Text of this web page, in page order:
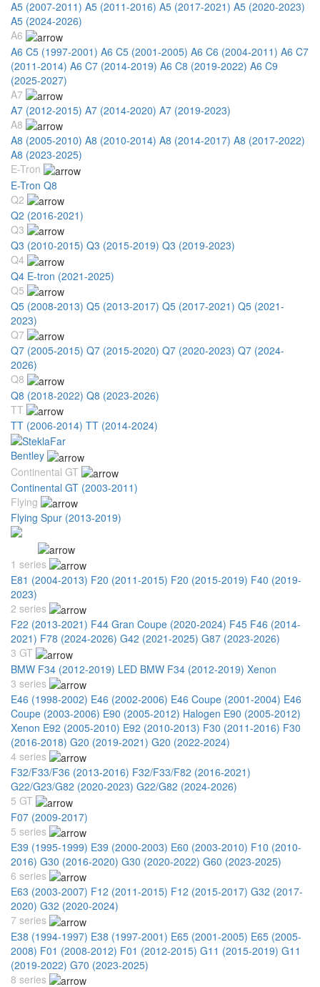
A5 (2007-2011) A5 (2011-2016) A5 (2017-2021) A5 (2020-2023)
A5 (2024-2026)
A6
A6 C5 (1997-2001) A6 C5 (2001-2005) A6 C6 (2004-2011) A6 C7
(2011-2014) A6 C7 (2014-2019) A6 C8 (2019-2022) A6 C9
(2025-2027)
A7
A7 (2012-2015) A7 (2014-2020) A7 (2019-2023)
A8
A8 (2005-2010) A8 (2010-2014) A8 (2014-2017) A8 (2017-2022)
A8 (2023-2025)
E-Tron
E-Tron Q8
Q2
Q2 (2016-2021)
Q3
Q3 (2010-2015) Q3 (2015-2019) Q3 (2019-2023)
Q4
Q4 E-tron (2021-2025)
Q5
Q5 (2008-2013) Q5 (2013-2017) Q5 (2017-2021) Q5 (2021-
2023)
Q7
Q7 (2005-2015) Q7 (2015-2020) Q7 (2020-2023) Q7 (2024-
2026)
Q8
Q8 (2018-2022) Q8 (2023-2026)
TT
TT (2006-2014) TT (2014-2024)
Bentley
Continental GT
Continental GT (2003-2011)
Flying
Flying Spur (2013-2019)
1 series
E81 (2004-2013) F20 (2011-2015) F20 (2015-2019) F40 (2019-
2023)
2 series
F22 (2013-2021) F44 Gran Coupe (2020-2024) F45 F46 (2014-
2021) F78 (2024-2026) G42 (2021-2025) G87 (2023-2026)
3 GT
BMW F34 (2012-2019) LED BMW F34 (2012-2019) Xenon
3 series
E46 (1998-2002) E46 (2002-2006) E46 Coupe (2001-2004) E46
Coupe (2003-2006) E90 (2005-2012) Halogen E90 (2005-2012)
Xenon E92 (2005-2010) E92 (2010-2013) F30 (2011-2016) F30
(2016-2018) G20 (2019-2021) G20 (2022-2024)
4 series
F32/F33/F36 (2013-2016) F32/F33/F82 (2016-2021)
G22/G23/G82 (2020-2023) G22/G82 (2024-2026)
5 GT
F07 (2009-2017)
5 series
E39 (1995-1999) E39 (2000-2003) E60 (2003-2010) F10 (2010-
2016) G30 (2016-2020) G30 (2020-2022) G60 (2023-2025)
6 series
E63 (2003-2007) F12 (2011-2015) F12 (2015-2017) G32 (2017-
2020) G32 (2020-2024)
7 series
E38 (1994-1997) E38 (1997-2001) E65 (2001-2005) E65 (2005-
2008) F01 (2008-2012) F01 (2012-2015) G11 (2015-2019) G11
(2019-2022) G70 (2023-2025)
8 series